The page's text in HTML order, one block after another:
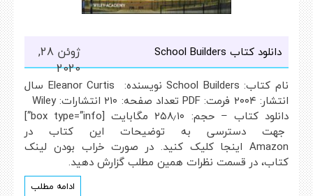
دانلود کتاب School Builders
ژوئن 28,
2020
نام کتاب: School Builders نویسنده: Eleanor Curtis سال
دانلود کتاب – حجم: ۲۵۸٫۱۰ مگابایت [box type=”info”]
جهت دسترسی به توضیحات این کتاب در
Amazon اینجا کلیک کنید. در صورت خراب بودن لینک
کتاب، در قسمت نظرات همین مطلب گزارش دهید.
ادامه مطلب